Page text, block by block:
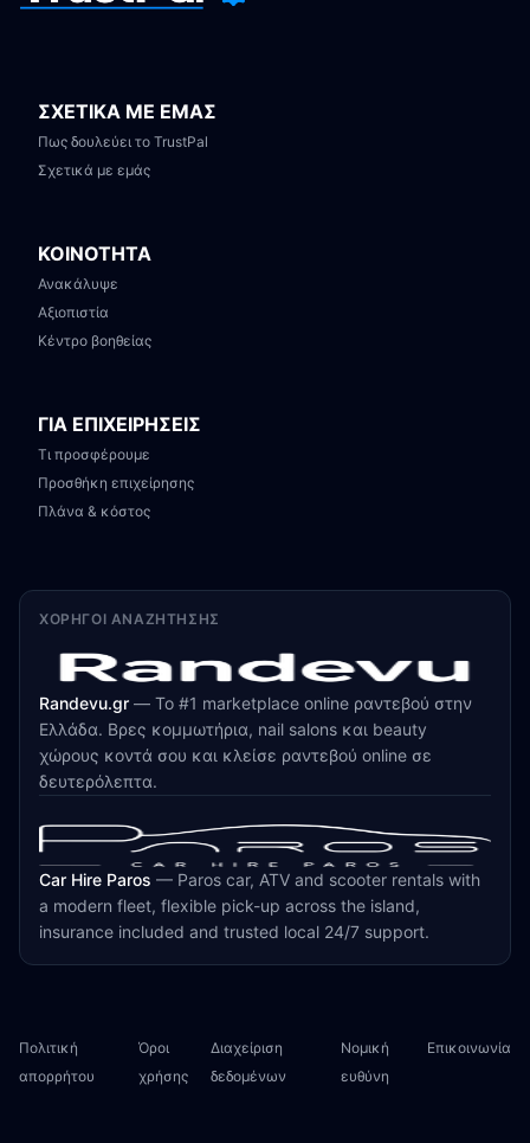
ΣΧΕΤΙΚΑ ΜΕ ΕΜΑΣ
Πως δουλεύει το TrustPal
Σχετικά με εμάς
ΚΟΙΝΟΤΗΤΑ
Ανακάλυψε
Αξιοπιστία
Κέντρο βοηθείας
ΓΙΑ ΕΠΙΧΕΙΡΗΣΕΙΣ
Τι προσφέρουμε
Προσθήκη επιχείρησης
Πλάνα & κόστος
ΧΟΡΗΓΟΊ ΑΝΑΖΉΤΗΣΗΣ
Randevu.gr — Το #1 marketplace online ραντεβού στην
Ελλάδα. Βρες κομμωτήρια, nail salons και beauty
χώρους κοντά σου και κλείσε ραντεβού online σε
δευτερόλεπτα.
Car Hire Paros — Paros car, ATV and scooter rentals with
a modern fleet, flexible pick-up across the island,
insurance included and trusted local 24/7 support.
Πολιτική
απορρήτου
Όροι
χρήσης
Διαχείριση
δεδομένων
Νομική
ευθύνη
Επικοινωνία